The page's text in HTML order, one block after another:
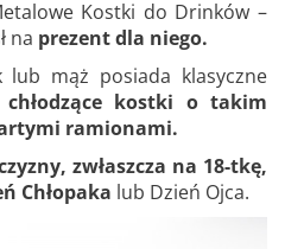
Kostki do Drinków –
na prezent dla niego.
lub mąż posiada klasyczne
chłodzące kostki o takim
ramionami.
zwłaszcza na 18-tkę,
Chłopaka lub Dzień Ojca.